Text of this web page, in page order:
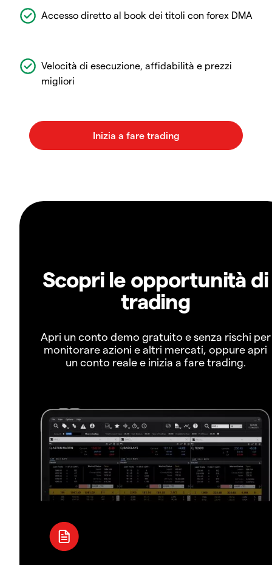
Accesso diretto al book dei titoli con forex DMA
Velocità di esecuzione, affidabilità e prezzi
migliori
Scopri le opportunità di
trading
Apri un conto demo gratuito e senza rischi per
monitorare azioni e altri mercati, oppure apri
un conto reale e inizia a fare trading.